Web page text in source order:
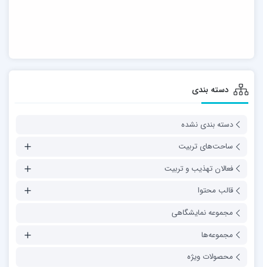
دسته بندی
دسته بندی نشده
ساحت‌های تربیت
فعالان تهذیب و تربیت
قالب محتوا
مجموعه نمایشگاهی
مجموعه‌ها
محصولات ویژه